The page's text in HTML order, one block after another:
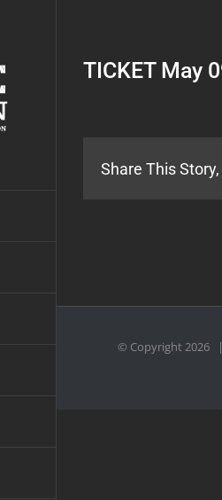
TICKET May
Share This
© Copyright2026